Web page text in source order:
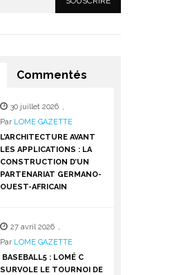
Commentés
30 juillet 2026 ,
Par LOME GAZETTE
L’ARCHITECTURE AVANT
LES APPLICATIONS : LA
CONSTRUCTION D’UN
PARTENARIAT GERMANO-
OUEST-AFRICAIN
27 avril 2026 ,
Par LOME GAZETTE
BASEBALL5 : LOMÉ C
SURVOLE LE TOURNOI DE